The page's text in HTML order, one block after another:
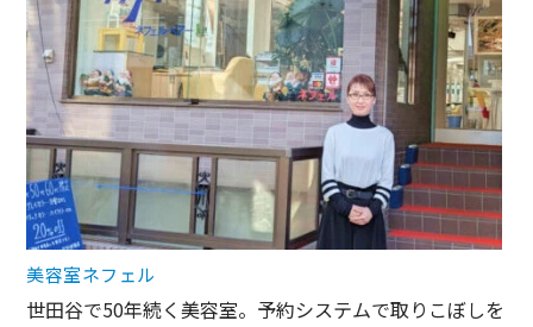
美容室ネフェル
世田谷で50年続く美容室。予約システムで取りこぼしを